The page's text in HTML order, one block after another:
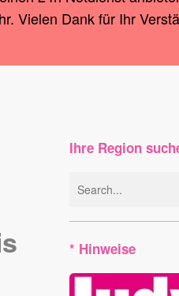
Vielen Dank für Ihr
Ihre Region
* Hinweise